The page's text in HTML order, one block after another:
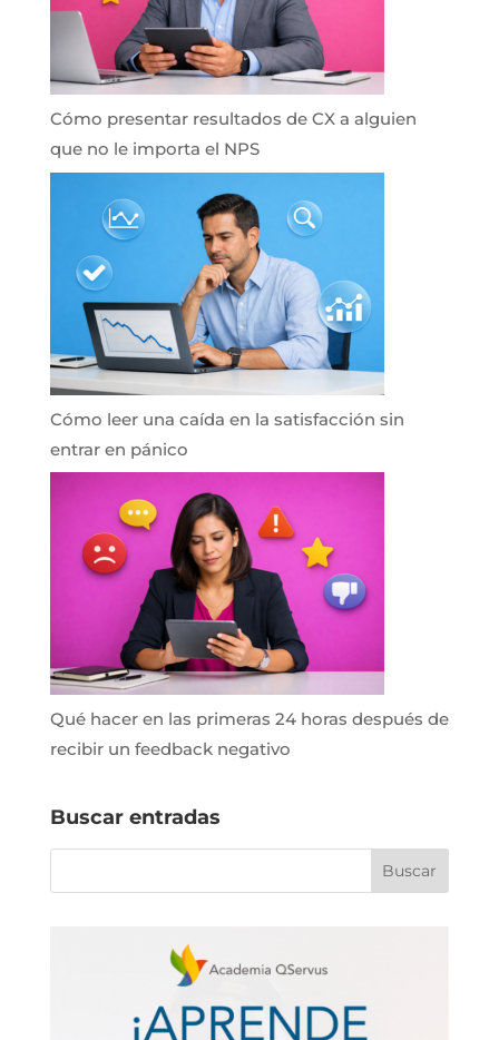
Cómo presentar resultados de CX a alguien
que no le importa el NPS
Cómo leer una caída en la satisfacción sin
entrar en pánico
Qué hacer en las primeras 24 horas después de
recibir un feedback negativo
Buscar entradas